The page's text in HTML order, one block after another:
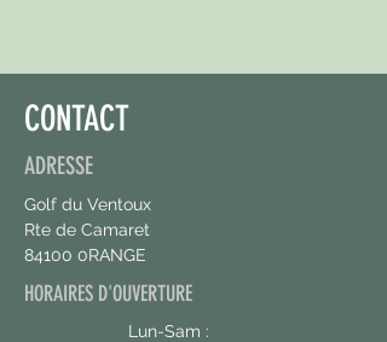
CONTACT
ADRESSE
Golf du Ventoux
Rte de Camaret
84100 0RANGE
HORAIRES D'OUVERTURE
Lun-Sam :